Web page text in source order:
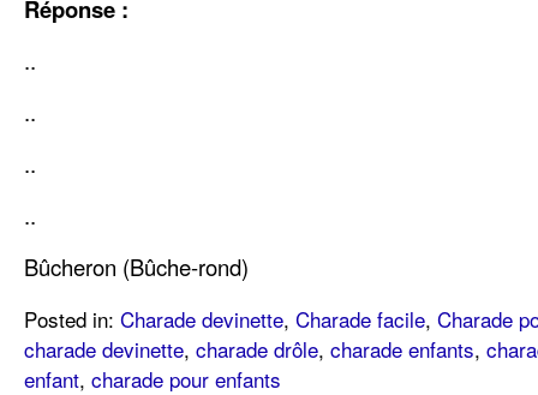
Réponse :
..
..
..
..
Bûcheron (Bûche-rond)
Posted in: Charade devinette, Charade facile, Charade
charade devinette, charade drôle, charade enfants,
enfant, charade pour enfants